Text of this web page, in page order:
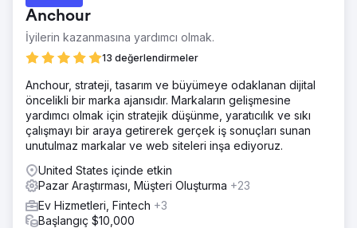
kullanıcıya ve aylık 162.318,92 ABD doları gelire ulaşmıştı.
İşte o zaman bizimle ortak oldu. Sonuçlar kendileri için
konuşuyor.
Etkileşimi ve dönüşüm oranlarını artırmak için hedefli
pazarlama kampanyaları aracılığıyla doğru müşterileri
belirlemeye odaklandık. Organik arama, iş sürdürülebilirliği
yaratmanın anahtarıydı. Web sitesini yeniden tasarladık ve
kullanıcı deneyimini ve alıcının yolculuğunu optimize ettik.
Sonuç
Nisan ayında başladığımızda şirket 70.000 kullanıcı
çekmek için fazla harcama yapıyordu ve aylık 162.318 ABD
doları gelir elde ediyordu. Ağustos ayı itibarıyla gelir
Anchour
İyilerin kazanmasına yardımcı olmak.
13 değerlendirmeler
Anchour, strateji, tasarım ve büyümeye odaklanan dijital
öncelikli bir marka ajansıdır. Markaların gelişmesine
yardımcı olmak için stratejik düşünme, yaratıcılık ve sıkı
çalışmayı bir araya getirerek gerçek iş sonuçları sunan
unutulmaz markalar ve web siteleri inşa ediyoruz.
United States içinde etkin
Pazar Araştırması, Müşteri Oluşturma +23
Ev Hizmetleri, Fintech +3
Başlangıç $10,000